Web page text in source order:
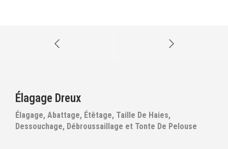
Élagage Dreux
Élagage, Abattage, Étêtage, Taille De Haies,
Dessouchage, Débroussaillage et Tonte De Pelouse